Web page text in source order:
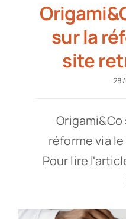
sur la
site
Origami&Co
réforme via
Pour lire